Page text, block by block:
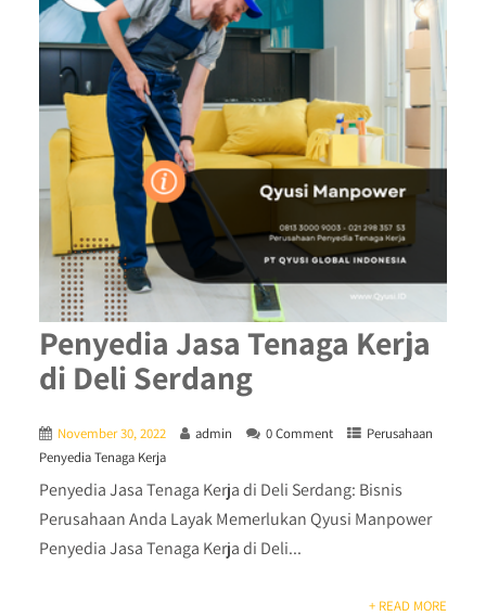
Penyedia Jasa Tenaga Kerja
di Deli Serdang
November 30, 2022 admin 0 Comment
Perusahaan
Penyedia Tenaga Kerja
Penyedia Jasa Tenaga Kerja di Deli Serdang: Bisnis
Perusahaan Anda Layak Memerlukan Qyusi Manpower
Penyedia Jasa Tenaga Kerja di Deli...
+ READ MORE